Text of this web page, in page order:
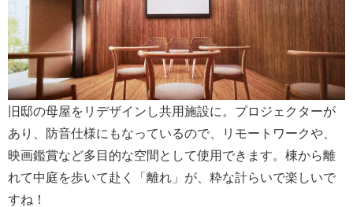
旧邸の母屋をリデザインし共用施設に。プロジェクターが
あり、防音仕様にもなっているので、リモートワークや、
映画鑑賞など多目的な空間として使用できます。棟から離
れて中庭を歩いて赴く「離れ」が、粋な計らいで楽しいで
すね！